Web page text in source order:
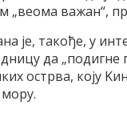
„веома важан“,
jе, такође, у
да „подигне
острва, коjу